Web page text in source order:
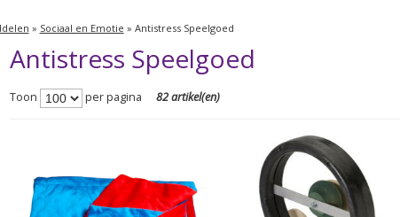
» Sociaal en Emotie » Antistress Speelgoed
Antistress Speelgoed
Toon per pagina 82 artikel(en)